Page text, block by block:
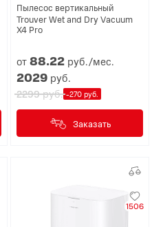
Пылесос вертикальный
Trouver Wet and Dry Vacuum
X4 Pro
от88.22 руб./мес.
2029 руб.
2299руб. -270 руб.
Заказать
1506